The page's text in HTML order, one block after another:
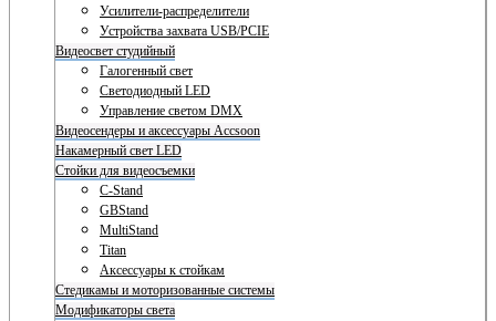
Усилители-распределители
Устройства захвата USB/PCIE
Видеосвет студийный
Галогенный свет
Светодиодный LED
Управление светом DMX
Видеосендеры и аксессуары Accsoon
Накамерный свет LED
Стойки для видеосъемки
C-Stand
GBStand
MultiStand
Titan
Аксессуары к стойкам
Стедикамы и моторизованные системы
Модификаторы света